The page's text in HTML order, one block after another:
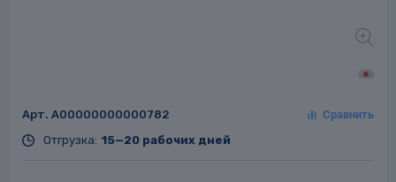
Арт. A00000000000782
Отгрузка: 15—20 рабочих дней
Фланцы стальные